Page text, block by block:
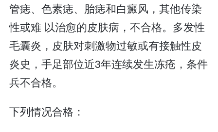
管痣、色素痣、胎痣和白癜风，其他传染
性或难 以治愈的皮肤病，不合格。多发性
毛囊炎，皮肤对刺激物过敏或有接触性皮
炎史，手足部位近3年连续发生冻疮，条件
兵不合格。
下列情况合格：